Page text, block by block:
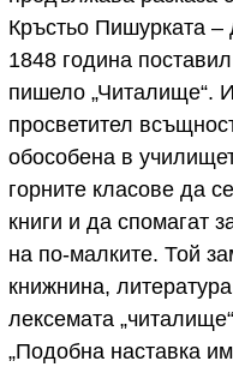
Кръстьо Пишурката
1848 година
пишело „Читалище“.
просветител
обособена в
горните класове да
книги и да спомагат
на по-малките. Той
книжнина,
лексемата
„Подобна наставка